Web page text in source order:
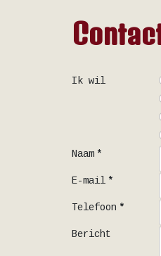
Ik wil
Naam *
E-mail *
Telefoon *
Bericht